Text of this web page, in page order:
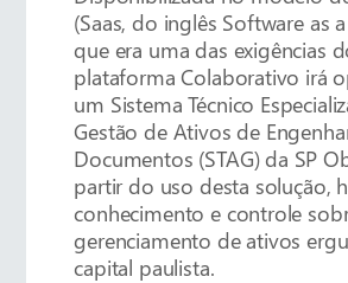
(Saas, do inglês Software as a
que era uma das exigências
plataforma Colaborativo irá
um Sistema Técnico
Gestão de Ativos de
Documentos (STAG) da SP
partir do uso desta solução,
conhecimento e controle
gerenciamento de ativos
capital paulista.